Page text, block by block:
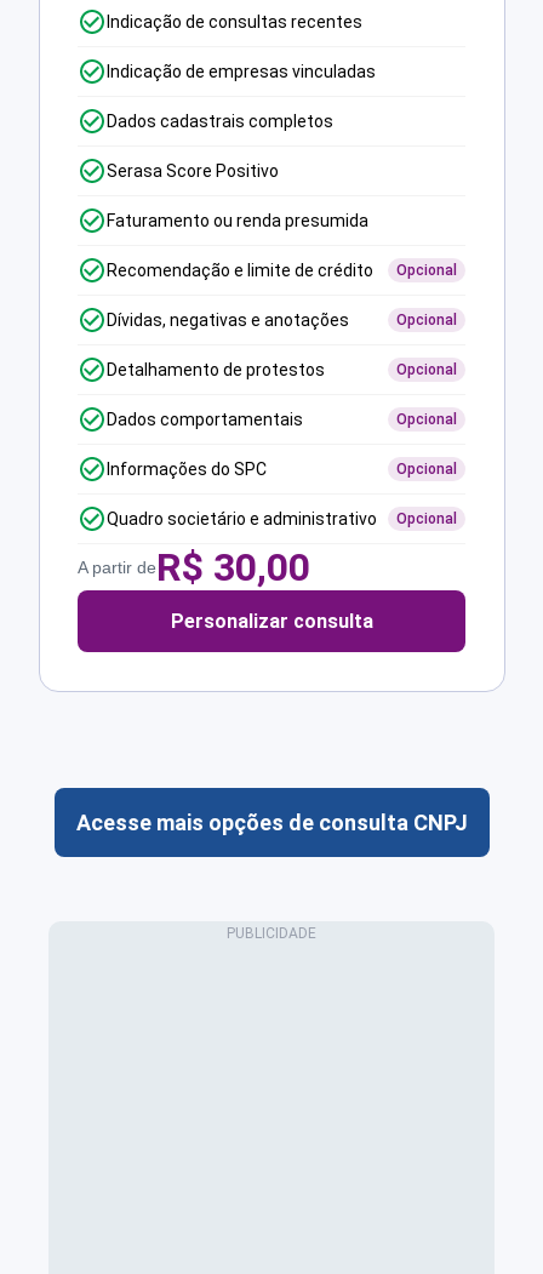
Indicação de consultas recentes
Indicação de empresas vinculadas
Dados cadastrais completos
Serasa Score Positivo
Faturamento ou renda presumida
Recomendação e limite de crédito Opcional
Dívidas, negativas e anotações Opcional
Detalhamento de protestos Opcional
Dados comportamentais Opcional
Informações do SPC Opcional
Quadro societário e administrativo Opcional
A partir deR$ 30,00
Personalizar consulta
Acesse mais opções de consulta CNPJ